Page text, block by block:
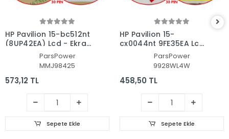
HP Pavilion 15-bc512nt
(8UP42EA) Lcd - Ekran
Data Flex Kablosu
ParsPower
MMJ98425
573,12 TL
Sepete Ekle
HP Pavilion 15-
cx0044nt 9FE35EA Lcd
- Ekran Data Flex
ParsPower
9928WL4W
458,50 TL
Sepete Ekle